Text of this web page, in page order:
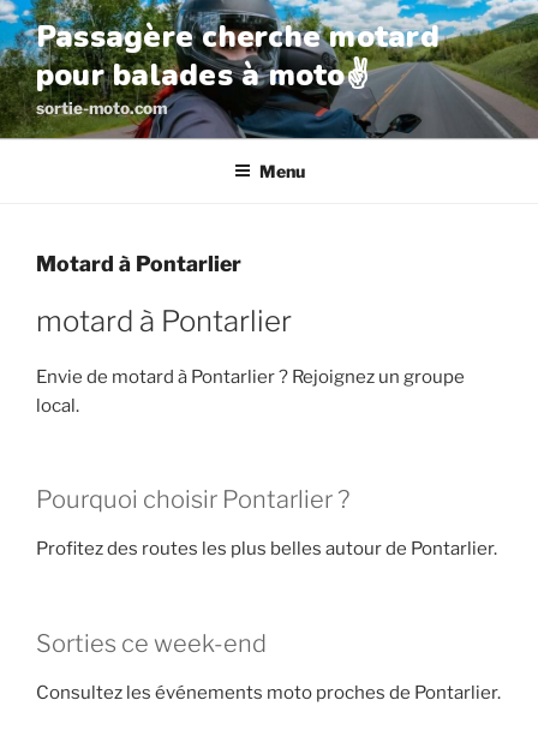
Aller
au
contenu
principal
Passagère cherche motard
pour balades à moto✌️
sortie-moto.com
Menu
Motard à Pontarlier
motard à Pontarlier
Envie de motard à Pontarlier ? Rejoignez un groupe
local.
Pourquoi choisir Pontarlier ?
Profitez des routes les plus belles autour de Pontarlier.
Sorties ce week-end
Consultez les événements moto proches de Pontarlier.